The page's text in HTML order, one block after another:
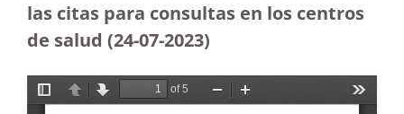
las citas para consultas en los centros
de salud (24-07-2023)